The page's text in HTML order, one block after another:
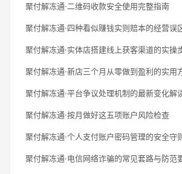
聚付解冻通·二维码收款安全使用完整指南
聚付解冻通·四种看似赚钱实则赔本的经营误
聚付解冻通·实体店搭建线上获客渠道的实操
聚付解冻通·新店三个月从零做到盈利的实用
聚付解冻通·平台争议处理机制的最新变化解
聚付解冻通·按月做好这五项账户风险检查
聚付解冻通·个人支付账户密码管理的安全守
聚付解冻通·电信网络诈骗的常见套路与防范